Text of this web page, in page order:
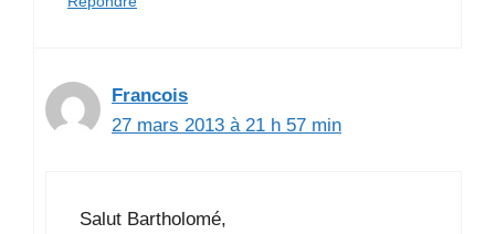
Francois
27 mars 2013 à 21 h 57 min
Salut Bartholomé,